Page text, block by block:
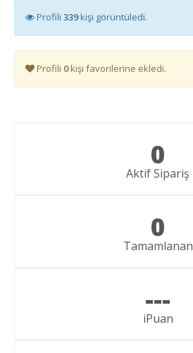
Profili 339kişi görüntüledi.
Profili 0kişi favorilerine ekledi.
0
Aktif Sipariş
0
Tamamlanan
---
iPuan